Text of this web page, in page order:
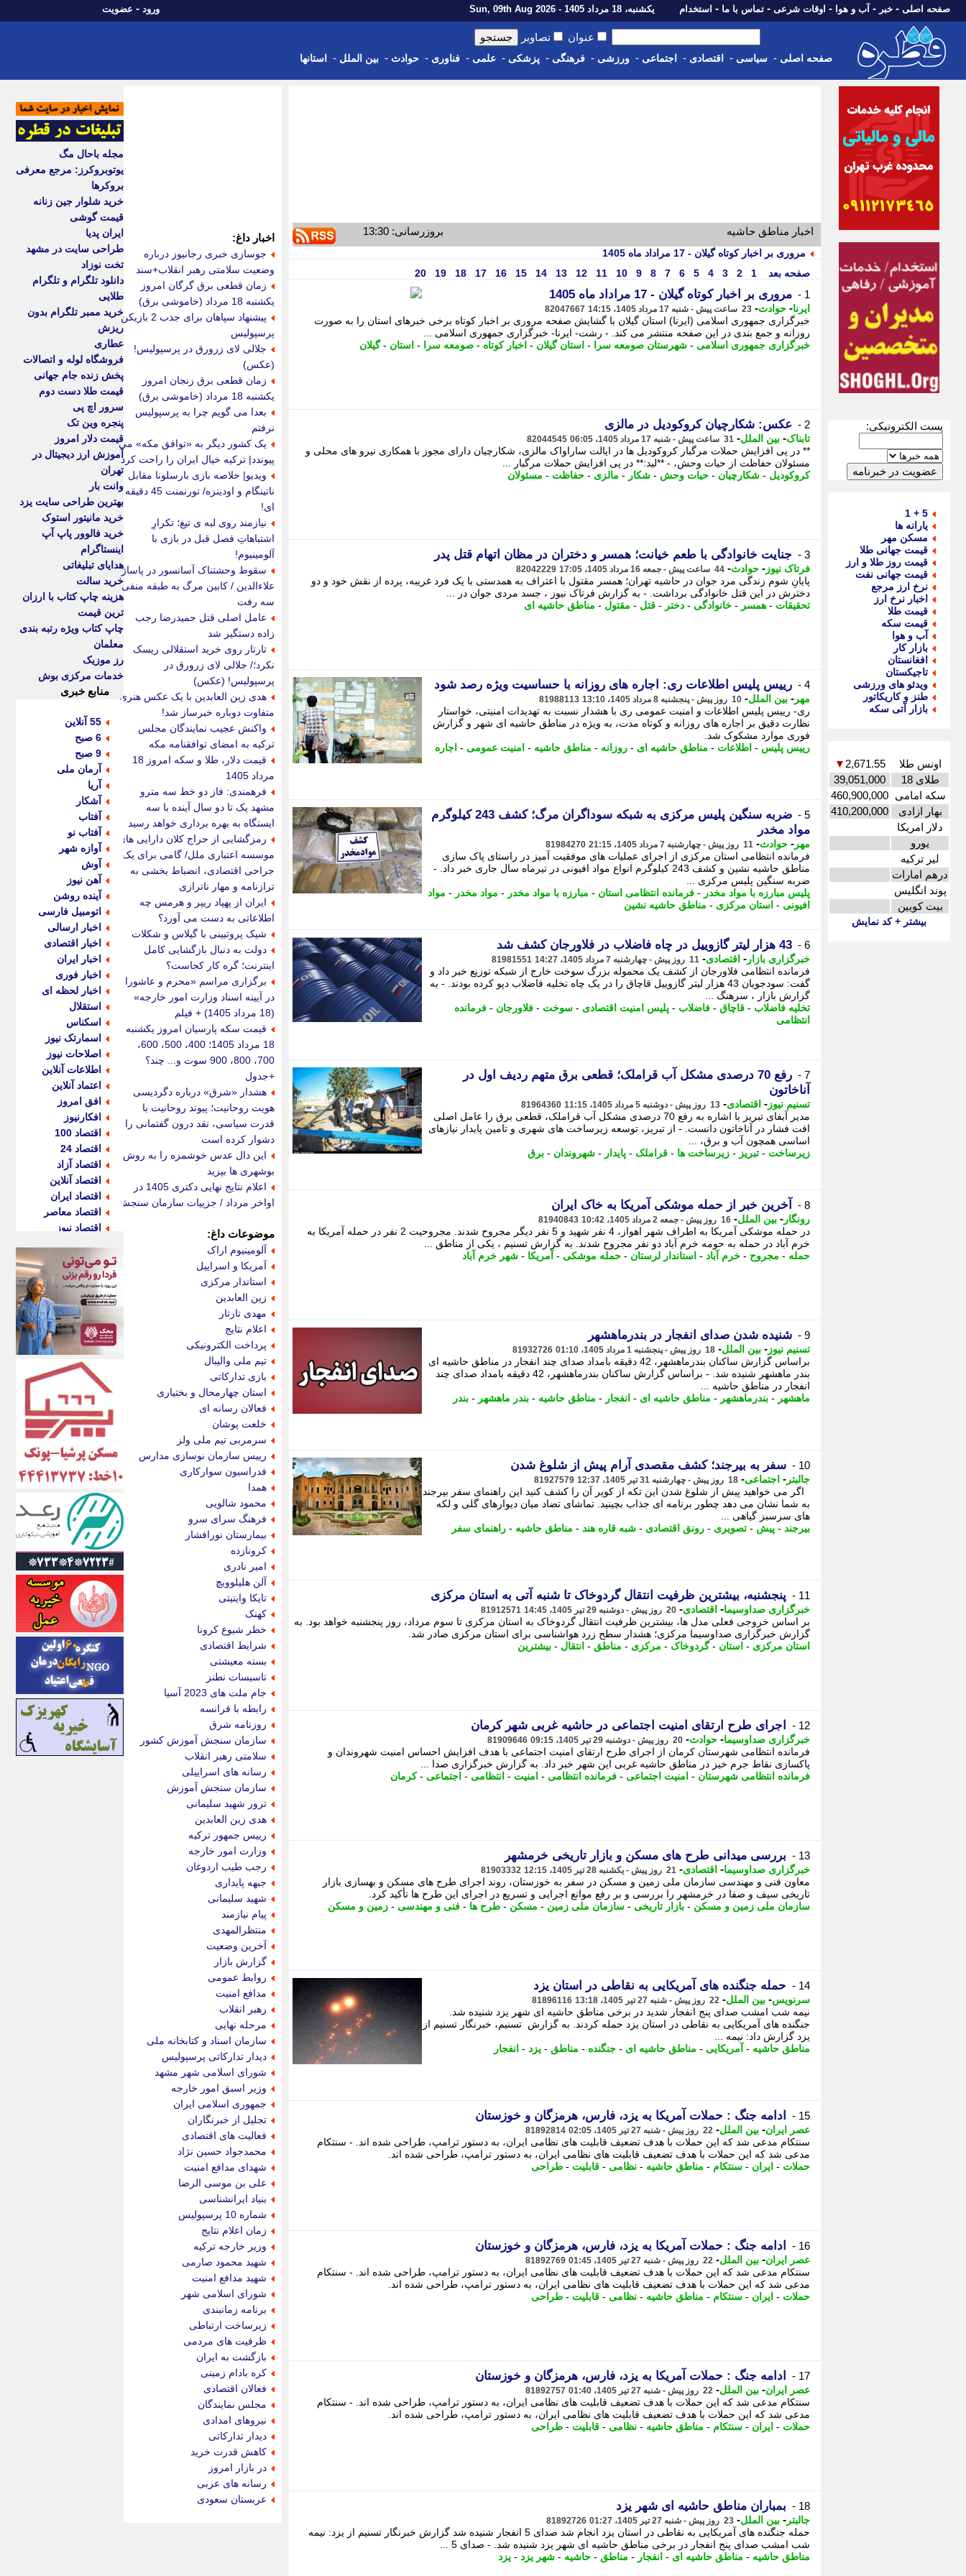
صفحه اصلی - خبر - آب و هوا - اوقات شرعی - تماس با ما - استخدام یکشنبه، 18 مرداد 1405 - Sun, 09th Aug 2026 ورود - عضویت
عنوان تصاویر
صفحه اصلی - سیاسی - اقتصادی - اجتماعی - ورزشی - فرهنگی - پزشکی - علمی - فناوری - حوادث - بین الملل - استانها
پست الکترونیکی:
5 + 1
یارانه ها
مسکن مهر
قیمت جهانی طلا
قیمت روز طلا و ارز
قیمت جهانی نفت
نرخ ارز مرجع
اخبار نرخ ارز
قیمت طلا
قیمت سکه
آب و هوا
بازار کار
افغانستان
تاجیکستان
ویدئو های ورزشی
طنز و کاریکاتور
بازار آتی سکه
اونس طلا 2,671.55
▼
طلای 18
39,051,000
سکه امامی 460,900,000
بهار ازادی
410,200,000
دلار امریکا
یورو
لیر ترکیه
درهم امارات
پوند انگلیس
بیت کویین
بیشتر + کد نمایش
اخبار مناطق حاشیه بروزرسانی: 13:30
مروری بر اخبار کوتاه گیلان - 17 مراداد ماه 1405
صفحه بعد
1
2
3
4
5
6
7
8
9
10
11
12
13
14
15
16
17
18
19
20
1 - مروری بر اخبار کوتاه گیلان - 17 مراداد ماه 1405
ایرنا- حوادث- 23 ساعت پیش - شنبه 17 مرداد 1405، 14:15 82047667
خبرگزاری جمهوری اسلامی (ایرنا) استان گیلان با گشایش صفحه مروری بر اخبار کوتاه برخی خبرهای استان را به صورت
روزانه و جمع بندی در این صفحه منتشر می کند. - رشت- ایرنا- خبرگزاری جمهوری اسلامی ...
خبرگزاری جمهوری اسلامی - شهرستان صومعه سرا - استان گیلان - اخبار کوتاه - صومعه سرا - استان -گیلان
2 - عکس: شکارچیان کروکودیل در مالزی
تابناک- بین الملل- 31 ساعت پیش - شنبه 17 مرداد 1405، 06:05 82044545
** در پی افزایش حملات مرگبار کروکودیل ها در ایالت ساراواک مالزی، شکارچیان دارای مجوز با همکاری نیرو های محلی و
مسئولان حفاظت از حیات وحش، - **لید:** در پی افزایش حملات مرگبار ...
کروکودیل - شکارچیان - حیات وحش - شکار - مالزی - حفاظت - مسئولان
3 - جنایت خانوادگی با طعم خیانت؛ همسر و دختران در مظان اتهام قتل پدر
فرتاک نیوز - حوادث- 44 ساعت پیش - جمعه 16 مرداد 1405، 17:05 82042229
پایانِ شوم زندگی مرد جوان در حاشیه تهران؛ همسر مقتول با اعتراف به همدستی با یک فرد غریبه، پرده از نقش خود و دو
دخترش در این قتل خانوادگی برداشت. - به گزارش فرتاک نیوز ، جسد مردی جوان در ...
تحقیقات - همسر - خانوادگی - دختر - قتل - مقتول - مناطق حاشیه ای
4 - رییس پلیس اطلاعات ری: اجاره های روزانه با حساسیت ویژه رصد شود
مهر - بین الملل- 10 روز پیش - پنجشنبه 8 مرداد 1405، 13:10 81988113
ری- رییس پلیس اطلاعات و امنیت عمومی ری با هشدار نسبت به تهدیدات امنیتی، خواستار
نظارت دقیق بر اجاره های روزانه و کوتاه مدت، به ویژه در مناطق حاشیه ای شهر و گزارش
فوری موارد مشکوک شد.
رییس پلیس - اطلاعات - مناطق حاشیه ای - روزانه - مناطق حاشیه - امنیت عمومی - اجاره
5 -
ضربه سنگین پلیس مرکزی به شبکه سوداگران مرگ؛ کشف 243 کیلوگرم
مواد مخدر
مهر - حوادث- 11 روز پیش - چهارشنبه 7 مرداد 1405، 21:15 81984270
فرمانده انتظامی استان مرکزی از اجرای عملیات های موفقیت آمیز در راستای پاک سازی
مناطق حاشیه نشین و کشف 243 کیلوگرم انواع مواد افیونی در تیرماه سال جاری خبر داد. -
ضربه سنگین پلیس مرکزی ...
پلیس مبارزه با مواد مخدر - فرمانده انتظامی استان - مبارزه با مواد مخدر - مواد مخدر - مواد
افیونی - استان مرکزی - مناطق حاشیه نشین
6 - 43 هزار لیتر گازوییل در چاه فاضلاب در فلاورجان کشف شد
خبرگزاری بازار - اقتصادی- 11 روز پیش - چهارشنبه 7 مرداد 1405، 14:27 81981551
فرمانده انتظامی فلاورجان از کشف یک محموله بزرگ سوخت خارج از شبکه توزیع خبر داد و
گفت: سودجویان 43 هزار لیتر گازوییل قاچاق را در یک چاه تخلیه فاضلاب دپو کرده بودند. - به
گزارش بازار ، سرهنگ ...
تخلیه فاضلاب - قاچاق - فاضلاب - پلیس امنیت اقتصادی - سوخت - فلاورجان - فرمانده
انتظامی
7 -
رفع 70 درصدی مشکل آب قراملک؛ قطعی برق متهم ردیف اول در
آناخاتون
تسنیم نیوز - اقتصادی- 13 روز پیش - دوشنبه 5 مرداد 1405، 11:15 81964360
مدیر آبفای تبریز با اشاره به رفع 70 درصدی مشکل آب قراملک، قطعی برق را عامل اصلی
افت فشار در آناخاتون دانست. - از تبریز، توسعه زیرساخت های شهری و تامین پایدار نیازهای
اساسی همچون آب و برق، ...
زیرساخت - تبریز - زیرساخت ها - قراملک - پایدار - شهروندان - برق
8 - آخرین خبر از حمله موشکی آمریکا به خاک ایران
رونگار - بین الملل- 16 روز پیش - جمعه 2 مرداد 1405، 10:42 81940843
در حمله موشکی آمریکا به اطراف شهر اهواز، 4 نفر شهید و 5 نفر دیگر مجروح شدند. مجروحیت 2 نفر در حمله آمریکا به
خرم آباد در حمله به حومه خرم آباد دو نفر مجروح شدند. به گزارش تسنیم ، یکی از مناطق ...
حمله - مجروح - خرم آباد - استاندار لرستان - حمله موشکی - آمریکا - شهر خرم آباد
9 - شنیده شدن صدای انفجار در بندرماهشهر
تسنیم نیوز - بین الملل- 18 روز پیش - پنجشنبه 1 مرداد 1405، 01:10 81932726
براساس گزارش ساکنان بندرماهشهر، 42 دقیقه بامداد صدای چند انفجار در مناطق حاشیه ای
بندر ماهشهر شنیده شد. - براساس گزارش ساکنان بندرماهشهر، 42 دقیقه بامداد صدای چند
انفجار در مناطق حاشیه ...
ماهشهر - بندرماهشهر - مناطق حاشیه ای - انفجار - مناطق حاشیه - بندر ماهشهر - بندر
10 - سفر به بیرجند؛ کشف مقصدی آرام پیش از شلوغ شدن
جالبتر - اجتماعی- 18 روز پیش - چهارشنبه 31 تیر 1405، 12:37 81927579
اگر می خواهید پیش از شلوغ شدن این تکه از کویر آن را کشف کنید این راهنمای سفر بیرجند
به شما نشان می دهد چطور برنامه ای جذاب بچینید. تماشای تضاد میان دیوارهای گلی و لکه
های سرسبز گیاهی ...
بیرجند - پیش - تصویری - رونق اقتصادی - شبه قاره هند - مناطق حاشیه - راهنمای سفر
11 - پنجشنبه، بیشترین ظرفیت انتقال گردوخاک تا شنبه آتی به استان مرکزی
خبرگزاری صداوسیما- اقتصادی- 20 روز پیش - دوشنبه 29 تیر 1405، 14:45 81912571
بر اساس خروجی فعلی مدل ها، بیشترین ظرفیت انتقال گردوخاک به استان مرکزی تا سوم مرداد، روز پنجشنبه خواهد بود. به
گزارش خبرگزاری صداوسیما مرکزی؛ هشدار سطح زرد هواشناسی برای استان مرکزی صادر شد.
استان مرکزی - استان -گردوخاک - مرکزی - مناطق - انتقال - بیشترین
12 - اجرای طرح ارتقای امنیت اجتماعی در حاشیه غربی شهر کرمان
خبرگزاری صداوسیما- حوادث- 20 روز پیش - دوشنبه 29 تیر 1405، 09:15 81909646
فرمانده انتظامی شهرستان کرمان از اجرای طرح ارتقای امنیت اجتماعی با هدف افزایش احساس امنیت شهروندان و
پاکسازی نقاط جرم خیز در مناطق حاشیه غربی این شهر خبر داد. به گزارش خبرگزاری صدا ...
فرمانده انتظامی شهرستان - امنیت اجتماعی - فرمانده انتظامی - امنیت - انتظامی - اجتماعی -کرمان
13 - بررسی میدانی طرح های مسکن و بازار تاریخی خرمشهر
خبرگزاری صداوسیما- اقتصادی- 21 روز پیش - یکشنبه 28 تیر 1405، 12:15 81903332
معاون فنی و مهندسی سازمان ملی زمین و مسکن در سفر به خوزستان، روند اجرای طرح های مسکن و بهسازی بازار
تاریخی سیف و صفا در خرمشهر را بررسی و بر رفع موانع اجرایی و تسریع در اجرای این طرح ها تأکید کرد.
سازمان ملی زمین و مسکن - بازار تاریخی - سازمان ملی زمین - مسکن - طرح ها - فنی و مهندسی - زمین و مسکن
14 - حمله جنگنده های آمریکایی به نقاطی در استان یزد
سرنویس- بین الملل- 22 روز پیش - شنبه 27 تیر 1405، 13:18 81896116
نیمه شب امشب صدای پنج انفجار شدید در برخی مناطق حاشیه ای شهر یزد شنیده شد.
جنگنده های آمریکایی به نقاطی در استان یزد حمله کردند. به گزارش تسنیم، خبرنگار تسنیم از
یزد گزارش داد: نیمه ...
مناطق حاشیه - آمریکایی - مناطق حاشیه ای - جنگنده - مناطق - یزد - انفجار
15 - ادامه جنگ : حملات آمریکا به یزد، فارس، هرمزگان و خوزستان
عصر ایران- بین الملل- 22 روز پیش - شنبه 27 تیر 1405، 02:05 81892814
سنتکام مدعی شد که این حملات با هدف تضعیف قابلیت های نظامی ایران، به دستور ترامپ، طراحی شده اند. - سنتکام
مدعی شد که این حملات با هدف تضعیف قابلیت های نظامی ایران، به دستور ترامپ، طراحی شده اند.
حملات - ایران - سنتکام - مناطق حاشیه - نظامی - قابلیت - طراحی
16 - ادامه جنگ : حملات آمریکا به یزد، فارس، هرمزگان و خوزستان
عصر ایران- بین الملل- 22 روز پیش - شنبه 27 تیر 1405، 01:45 81892769
سنتکام مدعی شد که این حملات با هدف تضعیف قابلیت های نظامی ایران، به دستور ترامپ، طراحی شده اند. - سنتکام
مدعی شد که این حملات با هدف تضعیف قابلیت های نظامی ایران، به دستور ترامپ، طراحی شده اند.
حملات - ایران - سنتکام - مناطق حاشیه - نظامی - قابلیت - طراحی
17 - ادامه جنگ : حملات آمریکا به یزد، فارس، هرمزگان و خوزستان
عصر ایران- بین الملل- 22 روز پیش - شنبه 27 تیر 1405، 01:40 81892757
سنتکام مدعی شد که این حملات با هدف تضعیف قابلیت های نظامی ایران، به دستور ترامپ، طراحی شده اند. - سنتکام
مدعی شد که این حملات با هدف تضعیف قابلیت های نظامی ایران، به دستور ترامپ، طراحی شده اند.
حملات - ایران - سنتکام - مناطق حاشیه - نظامی - قابلیت - طراحی
18 - بمباران مناطق حاشیه ای شهر یزد
جالبتر - بین الملل- 23 روز پیش - شنبه 27 تیر 1405، 01:27 81892726
حمله جنگنده های آمریکایی به نقاطی در استان یزد انجام شد صدای 5 انفجار شنیده شد گزارش خبرنگار تسنیم از یزد: نیمه
شب امشب صدای پنج انفجار در برخی مناطق حاشیه ای شهر یزد شنیده شد. - صدای 5 ...
مناطق حاشیه - مناطق حاشیه ای - انفجار - مناطق - حاشیه - شهر یزد - یزد
اخبار داغ:
جوسازی خبری رجانیوز درباره
وضعیت سلامتی رهبر انقلاب+سند
زمان قطعی برق گرگان امروز
یکشنبه 18 مرداد (خاموشی برق)
پیشنهاد سپاهان برای جذب 2 بازیکن
پرسپولیس
جلالی لای زرورق در پرسپولیس!
(عکس)
زمان قطعی برق زنجان امروز
یکشنبه 18 مرداد (خاموشی برق)
بعدا می گویم چرا به پرسپولیس
نرفتم
یک کشور دیگر به «توافق مکه» می
پیوندد| ترکیه خیال ایران را راحت کرد
ویدیو| خلاصه بازی بارسلونا مقابل
ناتینگام و اودینزه/ تورنمنت 45 دقیقه
ای!
نیازمند روی لبه ی تیغ؛ تکرارِ
اشتباهاتِ فصل قبل در بازی با
آلومینیوم!
سقوط وحشتناک آسانسور در پاساژ
علاءالدین / کابین مرگ به طبقه منفی
سه رفت
عامل اصلی قتل حمیدرضا رجب
زاده دستگیر شد
تارتار روی خرید استقلالی ریسک
نکرد؛/ جلالی لای زرورق در
پرسپولیس! (عکس)
هدی زین العابدین با یک عکس هنری
متفاوت دوباره خبرساز شد!
واکنش عجیب نمایندگان مجلس
ترکیه به امضای توافقنامه مکه
قیمت دلار، طلا و سکه امروز 18
مرداد 1405
فرهمندی: فاز دو خط سه مترو
مشهد یک تا دو سال آینده با سه
ایستگاه به بهره برداری خواهد رسید
رمزگشایی از حراج کلان دارایی های
موسسه اعتباری ملل/ گامی برای یک
جراحی اقتصادی، انضباط بخشی به
ترازنامه و مهار ناترازی
ایران از پهپاد ریپر و هرمس چه
اطلاعاتی به دست می آورد؟
شیک پروتیینی با گیلاس و شکلات
دولت به دنبال بازگشایی کامل
اینترنت؛ گره کار کجاست؟
برگزاری مراسم «محرم و عاشورا
در آیینه اسناد وزارت امور خارجه»
(18 مرداد 1405) + فیلم
قیمت سکه پارسیان امروز یکشنبه
18 مرداد 1405؛ 400، 500، 600،
700، 800، 900 سوت و... چند؟
+جدول
هشدار «شرق» درباره دگردیسی
هویت روحانیت؛ پیوند روحانیت با
قدرت سیاسی، نقد درون گفتمانی را
دشوار کرده است
این دال عدس خوشمزه را به روش
بوشهری ها بپزید
اعلام نتایج نهایی دکتری 1405 در
اواخر مرداد / جزییات سازمان سنجش
موضوعات داغ:
آلومینیوم اراک
آمریکا و اسراییل
استاندار مرکزی
زین العابدین
مهدی تارتار
اعلام نتایج
پرداخت الکترونیکی
تیم ملی والیبال
بازی تدارکاتی
استان چهارمحال و بختیاری
فعالان رسانه ای
خلعت پوشان
سرمربی تیم ملی ولز
رییس سازمان نوسازی مدارس
فدراسیون سوارکاری
همدا
محمود شالویی
فرهنگ سرای سرو
بیمارستان نورافشار
کرونازده
امیر نادری
آلن هلیلوویچ
تایکا وایتیتی
کهنک
خطر شیوع کرونا
شرایط اقتصادی
بسته معیشتی
تاسیسات نطنز
جام ملت های 2023 آسیا
رابطه با فرانسه
روزنامه شرق
سازمان سنجش آموزش کشور
سلامتی رهبر انقلاب
رسانه های اسراییلی
سازمان سنجش آموزش
ترور شهید سلیمانی
هدی زین العابدین
رییس جمهور ترکیه
وزارت امور خارجه
رجب طیب اردوغان
جبهه پایداری
شهید سلیمانی
پیام نیازمند
منتظرالمهدی
آخرین وضعیت
گزارش بازار
روابط عمومی
مدافع امنیت
رهبر انقلاب
مرحله نهایی
سازمان اسناد و کتابخانه ملی
دیدار تدارکاتی پرسپولیس
شورای اسلامی شهر مشهد
وزیر اسبق امور خارجه
جمهوری اسلامی ایران
تجلیل از خبرنگاران
فعالیت های اقتصادی
محمدجواد حسین نژاد
شهدای مدافع امنیت
علی بن موسی الرضا
بنیاد ایرانشناسی
شماره 10 پرسپولیس
زمان اعلام نتایج
وزیر خارجه ترکیه
شهید محمود صارمی
شهید مدافع امنیت
شورای اسلامی شهر
برنامه زمانبندی
زیرساخت ارتباطی
ظرفیت های مردمی
بازگشت به ایران
کره بادام زمینی
فعالان اقتصادی
مجلس نمایندگان
نیروهای امدادی
دیدار تدارکاتی
کاهش قدرت خرید
در بازار امروز
رسانه های عربی
عربستان سعودی
مجله باحال مگ
یوتوبروکرز: مرجع معرفی
بروکرها
خرید شلوار جین زنانه
قیمت گوشی
ایران پدیا
طراحی سایت در مشهد
تخت نوزاد
دانلود تلگرام و تلگرام
طلایی
خرید ممبر تلگرام بدون
ریزش
عطاری
فروشگاه لوله و اتصالات
پخش زنده جام جهانی
قیمت طلا دست دوم
سرور اچ پی
پنجره وین تک
قیمت دلار امروز
آموزش ارز دیجیتال در
تهران
وانت بار
بهترین طراحی سایت یزد
خرید مانیتور استوک
خرید فالوور پاپ آپ
اینستاگرام
هدایای تبلیغاتی
خرید سالت
هزینه چاپ کتاب با ارزان
ترین قیمت
چاپ کتاب ویژه رتبه بندی
معلمان
رز موزیک
خدمات مرکزی بوش
منابع خبری
55 آنلاین
6 صبح
9 صبح
آرمان ملی
آریا
آشکار
آفتاب
آفتاب نو
آوازه شهر
آوش
آهن نیوز
آینده روشن
اتومبیل فارسی
اخبار ارسالی
اخبار اقتصادی
اخبار ایران
اخبار فوری
اخبار لحظه ای
استقلال
اسکناس
اسمارتک نیوز
اصلاحات نیوز
اطلاعات آنلاین
اعتماد آنلاین
افق امروز
افکارنیوز
اقتصاد 100
اقتصاد 24
اقتصاد آزاد
اقتصاد آنلاین
اقتصاد ایران
اقتصاد معاصر
اقتصاد نیوز
اکوفارس
اکونگار
اکونیوز
الف
انتشار آنلاین
اندیشه قرن
اندیشه معاصر
اندیشه ها
انرژی پرس
ای استخدام
ایتنا
ایراف
ایران آرت
ایران آنلاین
ایران زندگی
ایران فوری
ایرانی روز
ایرانیتال
ایرنا
ایسکانیوز
ایسنا
ایکنا
ایلنا
اینتیتر
ایونا نیوز
بازتاب آنلاین
باشگاه خبرنگاران
باغستان نیوز
بامبوک
ببین و بخون
بدینسان
بنکر